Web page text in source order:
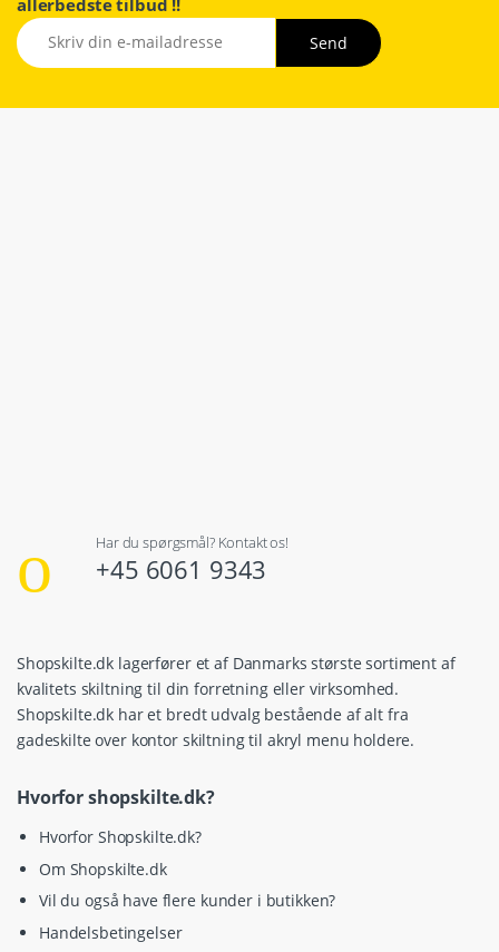
Har du spørgsmål? Kontakt os!
+45 6061 9343
Shopskilte.dk lagerfører et af Danmarks største sortiment af
kvalitets skiltning til din forretning eller virksomhed.
Shopskilte.dk har et bredt udvalg bestående af alt fra
gadeskilte over kontor skiltning til akryl menu holdere.
Hvorfor shopskilte.dk?
Hvorfor Shopskilte.dk?
Om Shopskilte.dk
Vil du også have flere kunder i butikken?
Handelsbetingelser